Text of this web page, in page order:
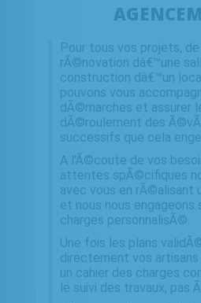
Pour tous vos projets,
rÃ©novation dâ€™une
construction dâ€™un
pouvons vous
dÃ©marches et assurer
dÃ©roulement des
successifs que cela
A l'Ã©coute de vos
attentes spÃ©cifiques
avec vous en rÃ©alisant
et nous nous engageons
charges personnalisÃ©.
Une fois les plans
directement vos
un cahier des charges
le suivi des travaux, pas